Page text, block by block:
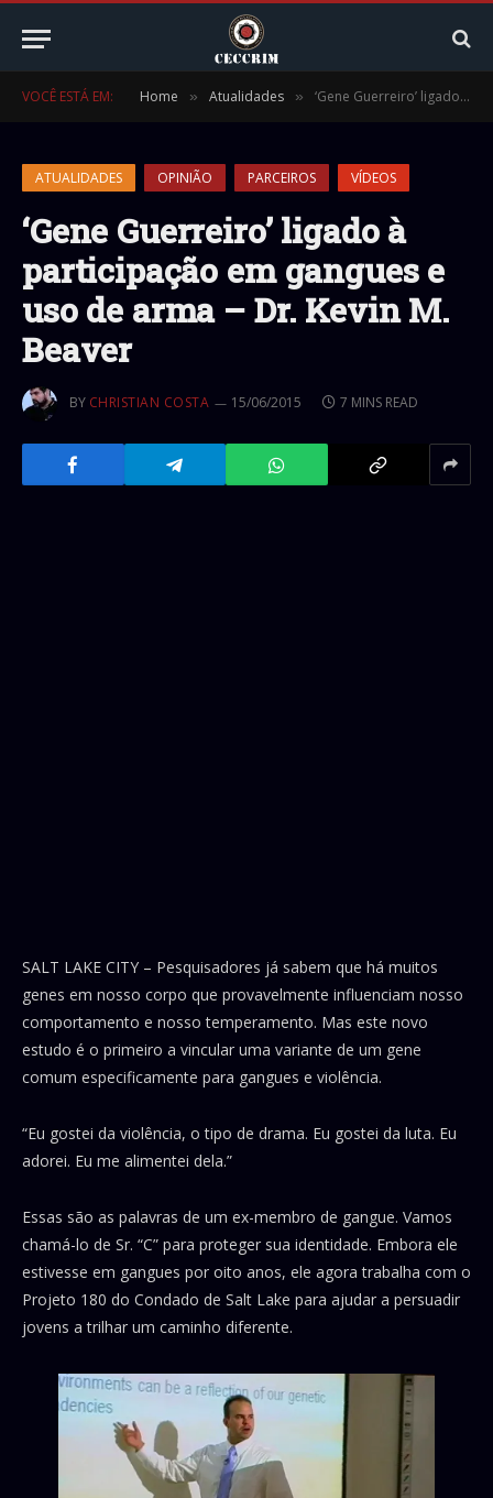
VOCÊ ESTÁ EM: Home » Atualidades » ‘Gene Guerreiro’ ligado à participação em gangues e uso de arma – Dr. Kevin M. Beaver
ATUALIDADES OPINIÃO PARCEIROS VÍDEOS
‘Gene Guerreiro’ ligado à
participação em gangues e
uso de arma – Dr. Kevin M.
Beaver
BY CHRISTIAN COSTA 15/06/2015 7 MINS READ
SALT LAKE CITY – Pesquisadores já sabem que há muitos
genes em nosso corpo que provavelmente influenciam nosso
comportamento e nosso temperamento. Mas este novo
estudo é o primeiro a vincular uma variante de um gene
comum especificamente para gangues e violência.
“Eu gostei da violência, o tipo de drama. Eu gostei da luta. Eu
adorei. Eu me alimentei dela.”
Essas são as palavras de um ex-membro de gangue. Vamos
chamá-lo de Sr. “C” para proteger sua identidade. Embora ele
estivesse em gangues por oito anos, ele agora trabalha com o
Projeto 180 do Condado de Salt Lake para ajudar a persuadir
jovens a trilhar um caminho diferente.